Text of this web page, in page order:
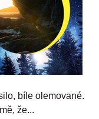
bíle olemované.
že...